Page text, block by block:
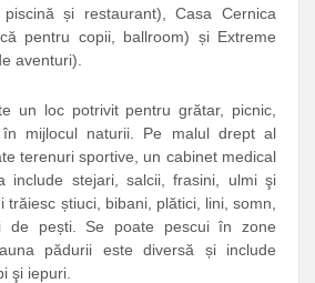
și restaurant), Casa Cernica
pentru copii, ballroom) și Extreme
aventuri).
un loc potrivit pentru grătar, picnic,
mijlocul naturii. Pe malul drept al
terenuri sportive, un cabinet medical
include stejari, salcii, frasini, ulmi şi
trăiesc știuci, bibani, plătici, lini, somn,
de pești. Se poate pescui în zone
pădurii este diversă și include
şi iepuri.